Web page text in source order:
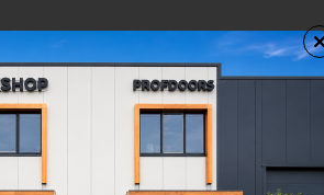
Olivari Dolce